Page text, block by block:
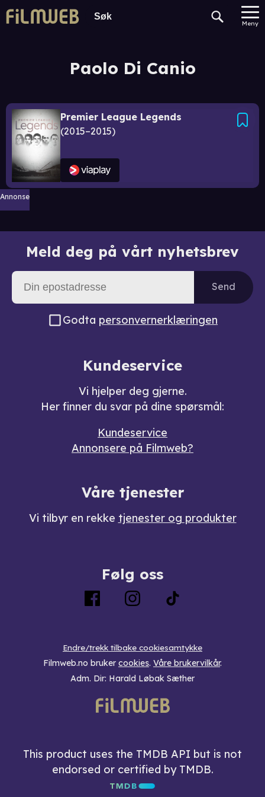
Meny
Paolo Di Canio
Premier League Legends
2015–2015
Annonse
Meld deg på vårt nyhetsbrev
Send
Godta personvernerklæringen
Kundeservice
Vi hjelper deg gjerne.
Her finner du svar på dine spørsmål:
Kundeservice
Annonsere på Filmweb?
Våre tjenester
Vi tilbyr en rekke tjenester og produkter
Følg oss
Endre/trekk tilbake cookiesamtykke
Filmweb.no bruker cookies. Våre brukervilkår.
Adm. Dir: Harald Løbak Sæther
This product uses the TMDB API but is not
endorsed or certified by TMDB.